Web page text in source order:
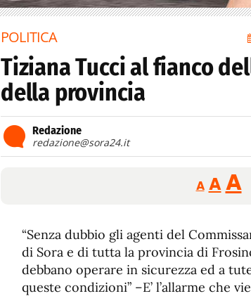
POLITICA
Tiziana Tucci al fianco
della provincia
Redazione
redazione@sora24.it
A
Reducir
tamaño
A
de
A
“Senza dubbio gli agenti del
di Sora e di tutta la provincia di
debbano operare in sicurezza ed a
queste condizioni” –E’ l’allarme che